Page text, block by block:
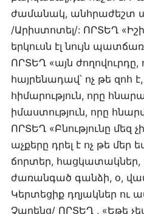
ժամանակ, անհրաժեշտ
/Արիստոտել/: ՈՐՏԵՂ
երկուսն էլ նույն
ՈՐՏԵՂ «այն
հայրենադավ՝ ոչ թե զոհ
հիմարություն, որը
իմաստություն, որը
ՈՐՏԵՂ «Բնությունը մեզ
աչքերը դրել է ոչ թե
ճորտեր, հացկատակներ,
ժառանգած գանձի, օ,
Կերտեցիք դղյակներ ու
Չարենց/ ՈՐՏԵՂ , «Եթե